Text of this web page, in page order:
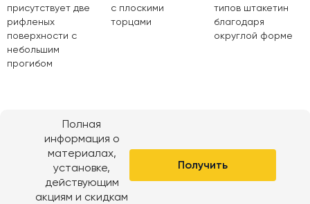
присутствует две
рифленых
поверхности с
небольшим
прогибом
с плоскими
торцами
типов штакетин
благодаря
округлой форме
Полная
информация о
материалах,
установке,
действующим
акциям и скидкам
Получить